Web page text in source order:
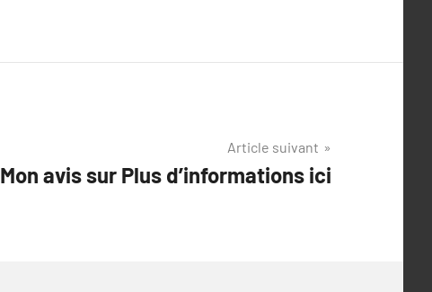
Article suivant
Mon avis sur Plus d’informations ici